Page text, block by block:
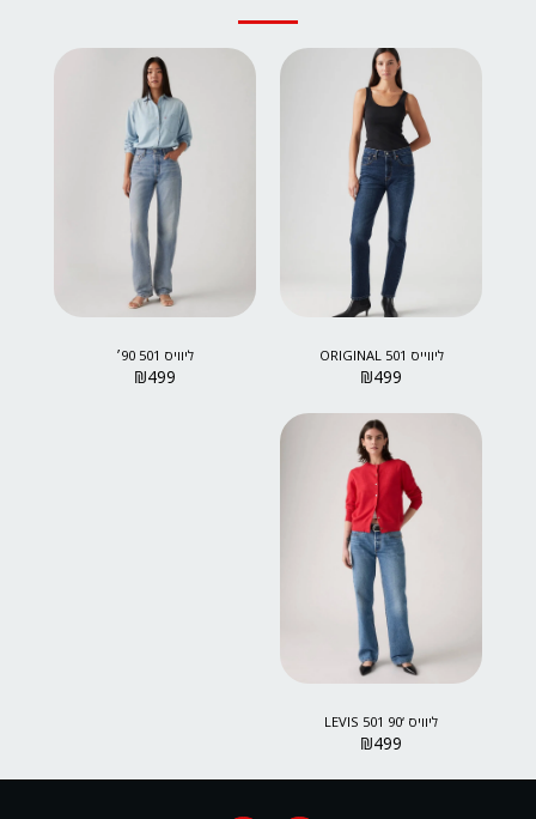
ליווייס 501 ORIGINAL
₪499
ליוויס 501 90׳
₪499
ליוויס ‘90 501 LEVIS
₪499